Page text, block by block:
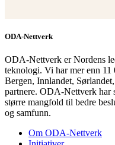
ODA-Nettverk
ODA-Nettverk er Nordens
teknologi. Vi har mer enn 11
Bergen, Innlandet,
partnere. ODA-Nettverk har
større mangfold til bedre
og samfunn.
Om ODA-Nettverk